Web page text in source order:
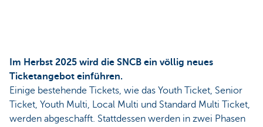
Im Herbst 2025 wird die SNCB ein völlig neues
Ticketangebot einführen.
Einige bestehende Tickets, wie das Youth Ticket, Senior
Ticket, Youth Multi, Local Multi und Standard Multi Ticket,
werden abgeschafft. Stattdessen werden in zwei Phasen